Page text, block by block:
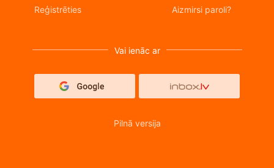
Reģistrēties Aizmirsi paroli?
Vai ienāc ar
Pilnā versija